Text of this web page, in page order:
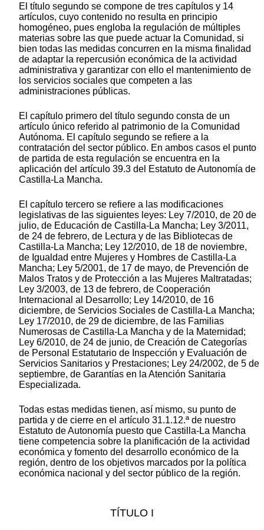
El título segundo se compone de tres capítulos y 14
artículos, cuyo contenido no resulta en principio
homogéneo, pues engloba la regulación de múltiples
materias sobre las que puede actuar la Comunidad, si
bien todas las medidas concurren en la misma finalidad
de adaptar la repercusión económica de la actividad
administrativa y garantizar con ello el mantenimiento de
los servicios sociales que competen a las
administraciones públicas.
El capítulo primero del título segundo consta de un
artículo único referido al patrimonio de la Comunidad
Autónoma. El capítulo segundo se refiere a la
contratación del sector público. En ambos casos el punto
de partida de esta regulación se encuentra en la
aplicación del artículo 39.3 del Estatuto de Autonomía de
Castilla-La Mancha.
El capítulo tercero se refiere a las modificaciones
legislativas de las siguientes leyes: Ley 7/2010, de 20 de
julio, de Educación de Castilla-La Mancha; Ley 3/2011,
de 24 de febrero, de Lectura y de las Bibliotecas de
Castilla-La Mancha; Ley 12/2010, de 18 de noviembre,
de Igualdad entre Mujeres y Hombres de Castilla-La
Mancha; Ley 5/2001, de 17 de mayo, de Prevención de
Malos Tratos y de Protección a las Mujeres Maltratadas;
Ley 3/2003, de 13 de febrero, de Cooperación
Internacional al Desarrollo; Ley 14/2010, de 16
diciembre, de Servicios Sociales de Castilla-La Mancha;
Ley 17/2010, de 29 de diciembre, de las Familias
Numerosas de Castilla-La Mancha y de la Maternidad;
Ley 6/2010, de 24 de junio, de Creación de Categorías
de Personal Estatutario de Inspección y Evaluación de
Servicios Sanitarios y Prestaciones; Ley 24/2002, de 5 de
septiembre, de Garantías en la Atención Sanitaria
Especializada.
Todas estas medidas tienen, así mismo, su punto de
partida y de cierre en el artículo 31.1.12.ª de nuestro
Estatuto de Autonomía puesto que Castilla-La Mancha
tiene competencia sobre la planificación de la actividad
económica y fomento del desarrollo económico de la
región, dentro de los objetivos marcados por la política
económica nacional y del sector público de la región.
TÍTULO I